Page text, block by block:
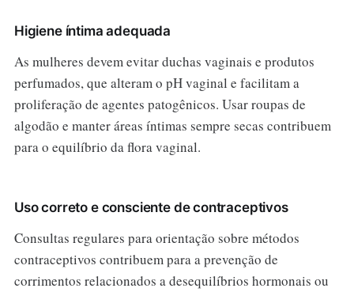
Higiene íntima adequada
As mulheres devem evitar duchas vaginais e produtos
perfumados, que alteram o pH vaginal e facilitam a
proliferação de agentes patogênicos. Usar roupas de
algodão e manter áreas íntimas sempre secas contribuem
para o equilíbrio da flora vaginal.
Uso correto e consciente de contraceptivos
Consultas regulares para orientação sobre métodos
contraceptivos contribuem para a prevenção de
corrimentos relacionados a desequilíbrios hormonais ou